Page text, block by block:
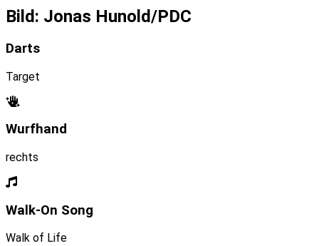
Bild: Jonas Hunold/PDC
Darts
Target
Wurfhand
rechts
Walk-On Song
Walk of Life